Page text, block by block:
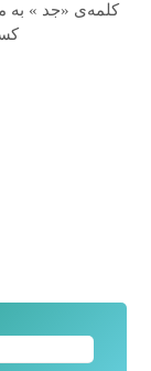
کلمه‌ی «جد » به